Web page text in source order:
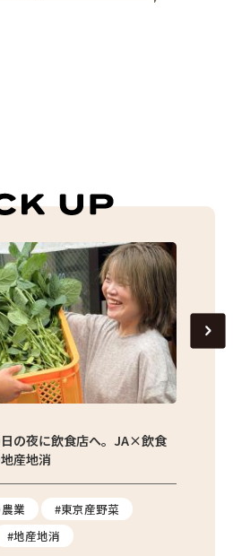
の夜に飲食店へ。JA×飲食
産地消
業
#東京産野菜
#地産地消